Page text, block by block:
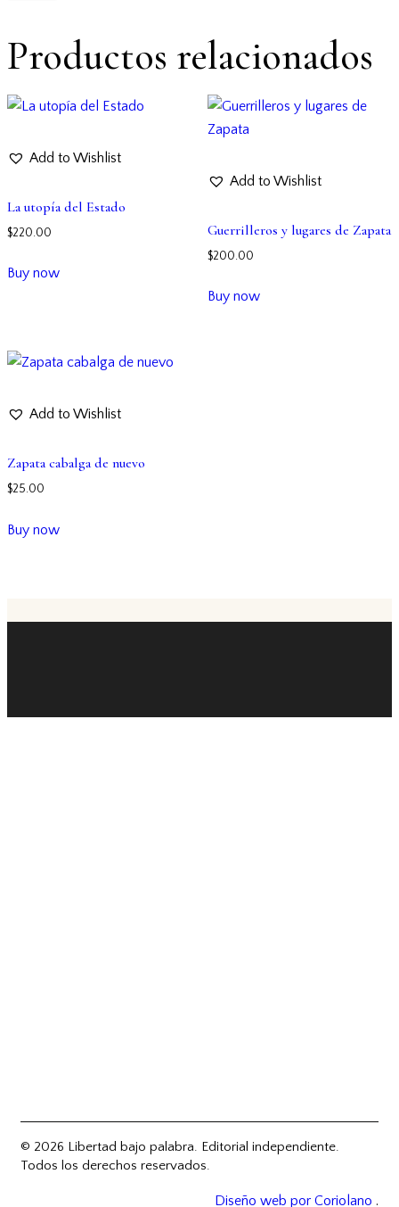
Productos relacionados
Add to Wishlist
La utopía del Estado
$220.00
Buy now
Add to Wishlist
Guerrilleros y lugares de Zapata
$200.00
Buy now
Add to Wishlist
Zapata cabalga de nuevo
$25.00
Buy now
© 2026 Libertad bajo palabra. Editorial independiente.
Todos los derechos reservados.
Diseño web por Coriolano .